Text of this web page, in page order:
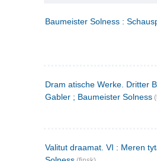
Baumeister Solness :
Dram atische Werke. Dritter
Gabler ; Baumeister Solness
Valitut draamat. VI : Meren